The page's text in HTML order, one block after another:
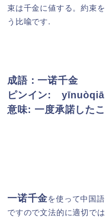
束は千金に値する。約束
う比喩です.
成語：一诺千金
ピンイン:
意味: 一度承諾した
一诺千金を使って中国
ですので文法的に適切で